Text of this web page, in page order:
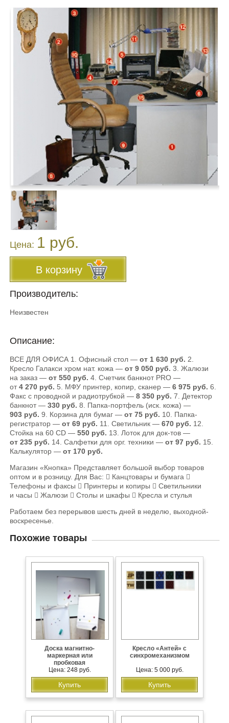
Цена: 1 руб.
В корзину
Производитель:
Неизвестен
Описание:
ВСЕ ДЛЯ ОФИСА 1. Офисный стол — от 1 630 руб. 2.
Кресло Галакси хром нат. кожа — от 9 050 руб. 3. Жалюзи
на заказ — от 550 руб. 4. Счетчик банкнот PRO —
от4 270 руб. 5. МФУ принтер, копир, сканер — 6 975 руб. 6.
Факс с проводной и радиотрубкой — 8 350 руб. 7. Детектор
банкнот — 330 руб. 8. Папка-портфель (иск. кожа) —
903 руб. 9. Корзина для бумаг — от 75 руб. 10. Папка-
регистратор — от 69 руб. 11. Светильник — 670 руб. 12.
Стойка на 60 CD — 550 руб. 13. Лоток для док­-тов —
от 235 руб. 14. Салфетки для орг. техники — от 97 руб. 15.
Калькулятор — от 170 руб.
Магазин «Кнопка» Представляет большой выбор товаров
оптом и в розницу. Для Вас:  Канцтовары и бумага 
Телефоны и факсы  Принтеры и копиры  Светильники
и часы  Жалюзи  Столы и шкафы  Кресла и стулья
Работаем без перерывов шесть дней в неделю, выходной-
воскресенье.
Похожие товары
Доска магнитно-
маркерная или
пробковая
Цена: 248 руб.
Купить
Кресло «Антей» с
синхромеханизмом
Цена: 5 000 руб.
Купить